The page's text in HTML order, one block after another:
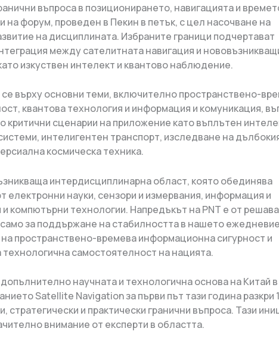
въпроса в позиционирането, навигацията и
на форум, проведен в Пекин в петък, с цел насочване на
на дисциплината. Избраните граници подчертават
между сателитната навигация и
изкуствен интелект и квантово наблюдение.
се върху основни теми, включително пространствено-
квантова технология и информация и комуникация,
критични сценарии на приложение като въплътен
интелигентен транспорт, изследване на
космическа техника.
интердисциплинарна област, която обединява
електронни науки, сензори и измервания, информация и
и компютърни технологии. Напредъкът на PNT е от
за поддържане на стабилността в нашето
на пространствено-времева информационна сигурност и
технологична самостоятелност на нацията.
научната и технологична основа на Китай в
Satellite Navigation за първи път тази година разкри
стратегически и практически гранични въпроса. Тази
внимание от експерти в областта.